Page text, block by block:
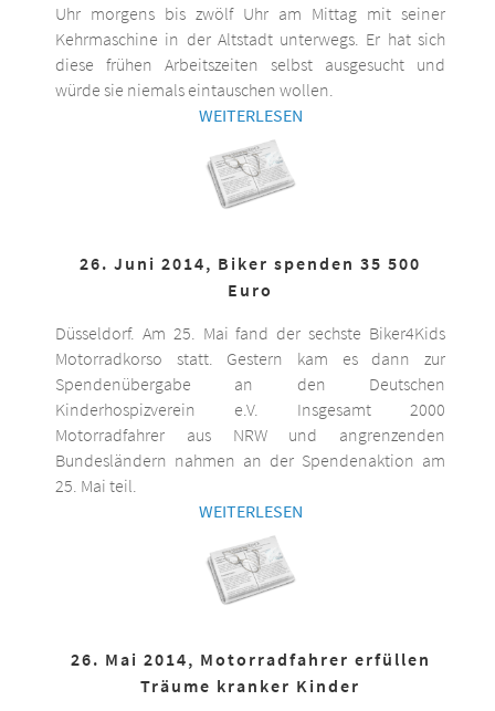
Uhr morgens bis zwölf Uhr am Mittag mit seiner
Kehrmaschine in der Altstadt unterwegs. Er hat sich
diese frühen Arbeitszeiten selbst ausgesucht und
würde sie niemals eintauschen wollen.
WEITERLESEN
26. Juni 2014, Biker spenden 35 500
Euro
Düsseldorf. Am 25. Mai fand der sechste Biker4Kids
Motorradkorso statt. Gestern kam es dann zur
Spendenübergabe an den Deutschen
Kinderhospizverein e.V. Insgesamt 2000
Motorradfahrer aus NRW und angrenzenden
Bundesländern nahmen an der Spendenaktion am
25. Mai teil.
WEITERLESEN
26. Mai 2014, Motorradfahrer erfüllen
Träume kranker Kinder